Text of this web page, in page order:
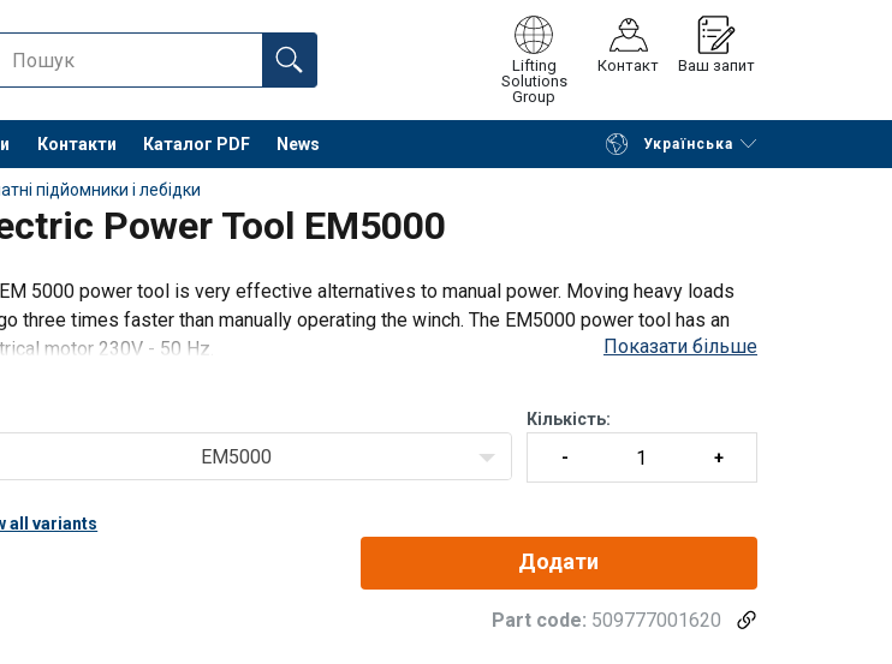
Lifting
Solutions
Group
Контакт Ваш запит
Контакти Каталог PDF News Українська
Continue Request quotation
підйомники і лебідки
Power Tool EM5000
5000 power tool is very effective alternatives to manual power. Moving heavy loads
three times faster than manually operating the winch. The EM5000 power tool has an
motor 230V - 50 Hz.
Показати більше
EM5000
Кількість:
all variants
Додати
Part code: 509777001620